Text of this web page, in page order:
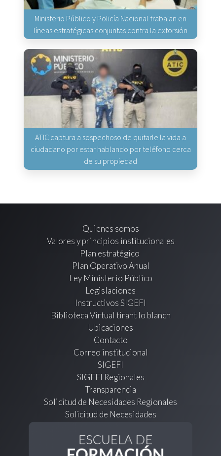
Ministerio Público y Policía Nacional trabajan en
líneas estratégicas conjuntas contra la extorsión
ATIC captura a sospechoso de quitarle la vida a
ciudadano por estar hablando por teléfono cerca
de su propiedad
Quienes somos
Valores y principios institucionales
Plan estratégico
Plan Operativo Anual
Ley Ministerio Público
Legislaciones
Instructivos SIGEFI
Biblioteca Virtual tirant lo blanch
Ubicaciones
Contacto
Correo institucional
SIGEFI
SIGEFI Regionales
Transparencia
Solicitud de Necesidades Regionales
Solicitud de Necesidades